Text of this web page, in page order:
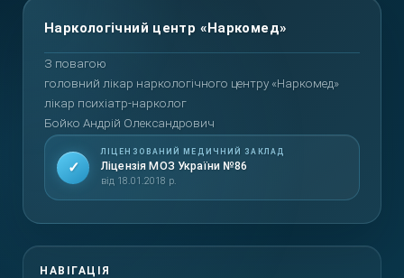
З повагою
головний лікар наркологічного центру «Наркомед»
лікар психіатр-нарколог
Бойко Андрій Олександрович
✓
ЛІЦЕНЗОВАНИЙ МЕДИЧНИЙ ЗАКЛАД
Ліцензія МОЗ України №86
від 18.01.2018 р.